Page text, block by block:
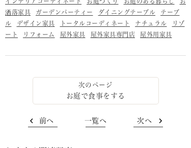
洒落家具
ガーデンパーティー ダイニングテーブル
テーブ
ル
デザイン家具 トータルコーディネート ナチュラル
リゾ
ート
リフォーム 屋外家具 屋外家具専門店 屋外用家具
お庭で食事をする
前へ 一覧へ 次へ